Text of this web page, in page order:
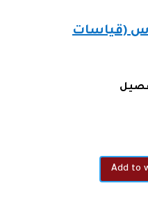
(قياسات
Add to